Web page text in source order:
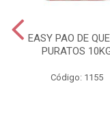
EASY PAO DE
PURATOS
Código: 1155